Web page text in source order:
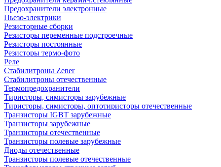
Предохранители электронные
Пьезо-электрики
Резисторные сборки
Резисторы переменные подстроечные
Резисторы постоянные
Резисторы термо-фото
Реле
Стабилитроны Zener
Стабилитроны отечественные
Термопредохранители
Тиристоры, симисторы зарубежные
Тиристоры, симисторы, оптотиристоры отечественные
Транзисторы IGBT зарубежные
Транзисторы зарубежные
Транзисторы отечественные
Транзисторы полевые зарубежные
Диоды отечественные
Транзисторы полевые отечественные